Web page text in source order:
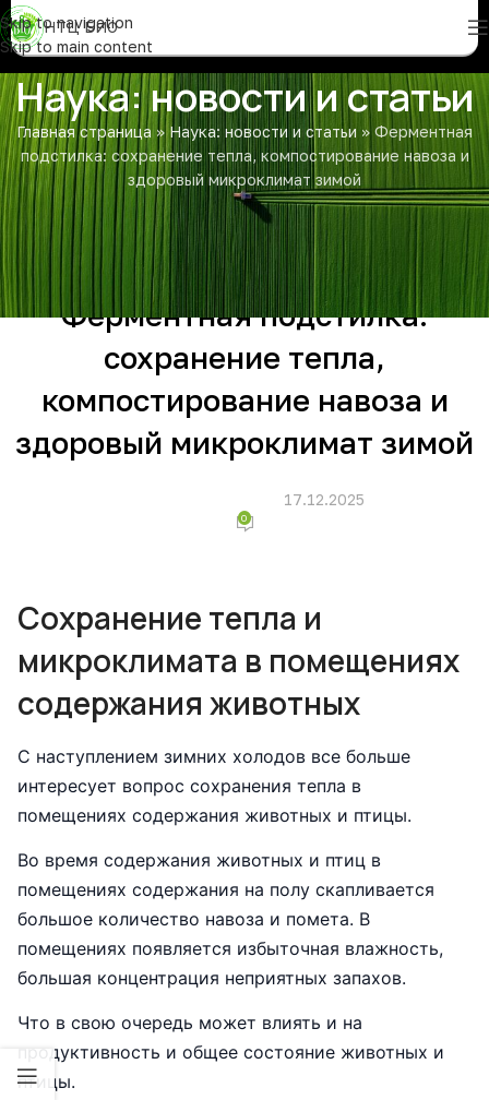
Skip to navigation
Skip to main content
НТЦ БИО
Наука: новости и статьи
Главная страница » Наука: новости и статьи »Ферментная
подстилка: сохранение тепла, компостирование навоза и
здоровый микроклимат зимой
СТАТЬИ
Ферментная подстилка:
сохранение тепла,
компостирование навоза и
здоровый микроклимат зимой
0
Сохранение тепла и
микроклимата в помещениях
содержания животных
С наступлением зимних холодов все больше
интересует вопрос сохранения тепла в
помещениях содержания животных и птицы.
Во время содержания животных и птиц в
помещениях содержания на полу скапливается
большое количество навоза и помета. В
помещениях появляется избыточная влажность,
большая концентрация неприятных запахов.
Что в свою очередь может влиять и на
продуктивность и общее состояние животных и
птицы.